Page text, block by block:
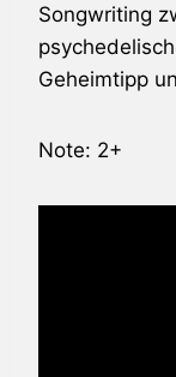
Songwriting
Geheimtipp
Note: 2+